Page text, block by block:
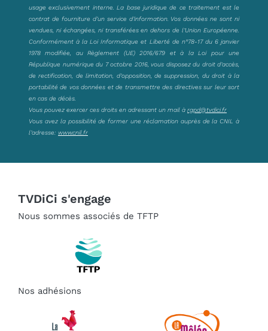
usage exclusivement interne. La base juridique de ce traitement est le
contrat de fourniture d’un service d’information. Vos données ne sont ni
vendues, ni échangées, ni transférées en dehors de l’Union Européenne.
Conformément à la Loi Informatique et Liberté de n°78-17 du 6 janvier
1978 modifiée, au Règlement (UE) 2016/679 et à la Loi pour une
République numérique du 7 octobre 2016, vous disposez du droit d’accès,
de rectification, de limitation, d’opposition, de suppression, du droit à la
portabilité de vos données et de transmettre des directives sur leur sort
en cas de décès.
Vous pouvez exercer ces droits en adressant un mail à rgpd@tvdici.fr
Vous avez la possibilité de former une réclamation auprès de la CNIL à
l’adresse: www.cnil.fr
TVDiCi s'engage
Nous sommes associés de TFTP
Nos adhésions